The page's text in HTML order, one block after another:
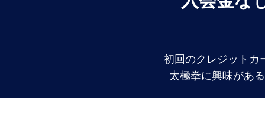
初回のクレジットカ
太極拳に興味があ